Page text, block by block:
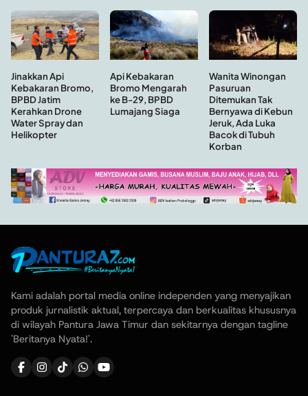
Jinakkan Api
Kebakaran Bromo,
BPBD Jatim
Kerahkan Drone
Water Spray dan
Helikopter
Api Kebakaran
Bromo Mengarah
ke B-29, BPBD
Lumajang Siaga
Wanita Winongan
Pasuruan
Ditemukan Tak
Bernyawa di Kebun
Jeruk, Ada Luka
Bacok di Tubuh
Korban
Kami adalah portal media online independen yang menyajikan
produk jurnalistik aktual, terpercaya dan berkualitas khususnya
di wilayah Pantura Jawa Timur dan sekitarnya dengan tagline
'Beritanya Nyata!'.